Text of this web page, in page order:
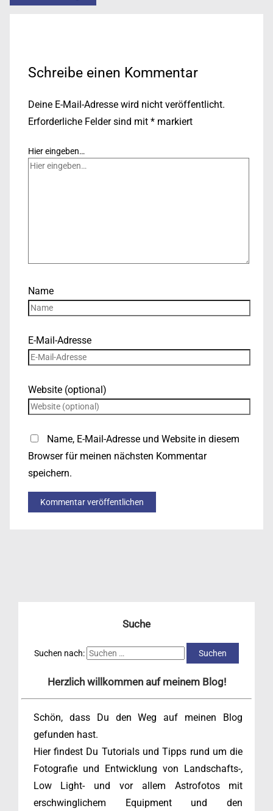
Schreibe einen Kommentar
Deine E-Mail-Adresse wird nicht veröffentlicht.
Erforderliche Felder sind mit *markiert
Hier eingeben…
Name
E-Mail-Adresse
Website (optional)
Name, E-Mail-Adresse und Website in diesem
Browser für meinen nächsten Kommentar
speichern.
Suche
Suchen nach:
Herzlich willkommen auf meinem Blog!
Schön, dass Du den Weg auf meinen Blog
gefunden hast.
Hier findest Du Tutorials und Tipps rund um die
Fotografie und Entwicklung von Landschafts-,
Low Light- und vor allem Astrofotos mit
erschwinglichem Equipment und den